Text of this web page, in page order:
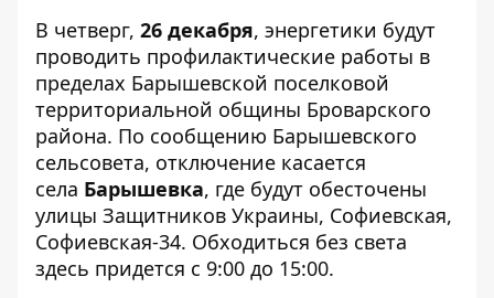
В четверг, 26 декабря, энергетики будут
проводить профилактические работы в
пределах Барышевской поселковой
территориальной общины Броварского
района. По сообщению Барышевского
сельсовета, отключение касается
села Барышевка, где будут обесточены
улицы Защитников Украины, Софиевская,
Софиевская-34. Обходиться без света
здесь придется с 9:00 до 15:00.